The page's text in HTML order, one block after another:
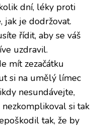
dní, léky proti
jak je dodržovat.
řídit, aby se váš
uzdravil.
mít zezačátku
si na umělý límec
nesundávejte,
si tak
tak, že by